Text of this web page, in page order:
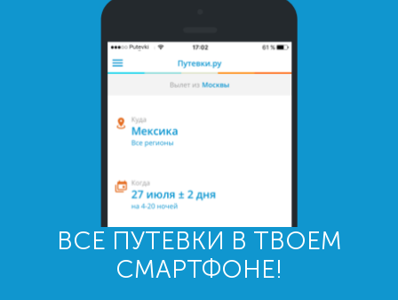
ВСЕ ПУТЕВКИ В ТВОЕМ
СМАРТФОНЕ!